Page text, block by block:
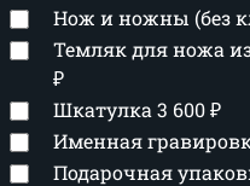
Нож и ножны (без
Темляк для ножа
₽
Шкатулка 3 600₽
Именная
Подарочная